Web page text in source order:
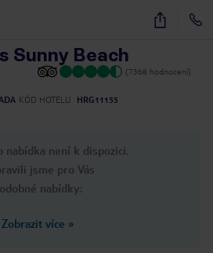
24
Sunny Beach
(7368 hodnocení)
KÓD HOTELU
HRG11155
nabídka není k dispozici.
jsme pro Vás
nabídky:
Zobrazit více »